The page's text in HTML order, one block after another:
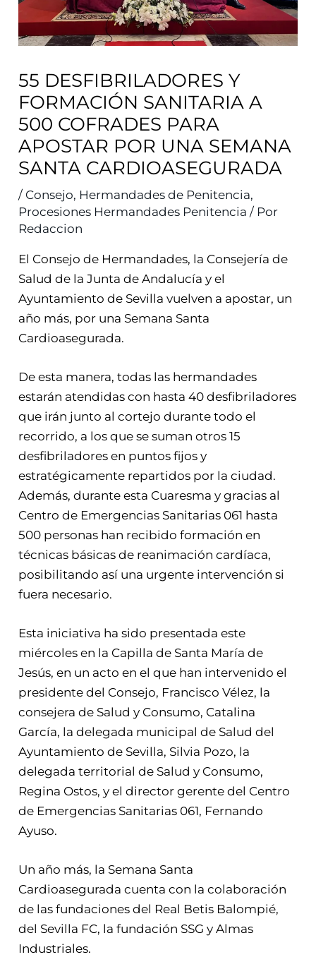
55 DESFIBRILADORES Y
FORMACIÓN SANITARIA A
500 COFRADES PARA
APOSTAR POR UNA SEMANA
SANTA CARDIOASEGURADA
/ Consejo, Hermandades de Penitencia,
Procesiones Hermandades Penitencia / Por
Redaccion
El Consejo de Hermandades, la Consejería de
Salud de la Junta de Andalucía y el
Ayuntamiento de Sevilla vuelven a apostar, un
año más, por una Semana Santa
Cardioasegurada.
De esta manera, todas las hermandades
estarán atendidas con hasta 40 desfibriladores
que irán junto al cortejo durante todo el
recorrido, a los que se suman otros 15
desfibriladores en puntos fijos y
estratégicamente repartidos por la ciudad.
Además, durante esta Cuaresma y gracias al
Centro de Emergencias Sanitarias 061 hasta
500 personas han recibido formación en
técnicas básicas de reanimación cardíaca,
posibilitando así una urgente intervención si
fuera necesario.
Esta iniciativa ha sido presentada este
miércoles en la Capilla de Santa María de
Jesús, en un acto en el que han intervenido el
presidente del Consejo, Francisco Vélez, la
consejera de Salud y Consumo, Catalina
García, la delegada municipal de Salud del
Ayuntamiento de Sevilla, Silvia Pozo, la
delegada territorial de Salud y Consumo,
Regina Ostos, y el director gerente del Centro
de Emergencias Sanitarias 061, Fernando
Ayuso.
Un año más, la Semana Santa
Cardioasegurada cuenta con la colaboración
de las fundaciones del Real Betis Balompié,
del Sevilla FC, la fundación SSG y Almas
Industriales.